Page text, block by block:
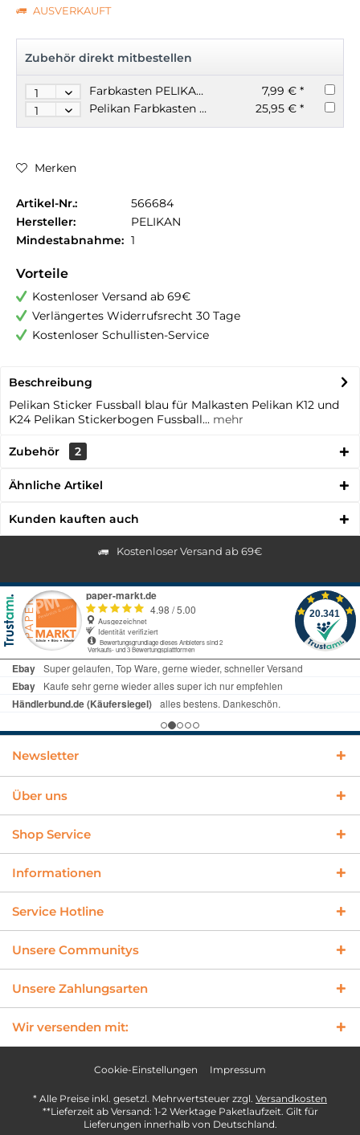
AUSVERKAUFT
Zubehör direkt mitbestellen
Farbkasten PELIKAN K12 Tuschkasten + Deckweiß
7,99 € *
Pelikan Farbkasten 24 Farben + 1 Deckweiß
25,95 € *
Merken
Artikel-Nr.:
566684
Hersteller:
PELIKAN
Mindestabnahme: 1
Vorteile
Kostenloser Versand ab 69€
Verlängertes Widerrufsrecht 30 Tage
Kostenloser Schullisten-Service
Beschreibung
Pelikan Sticker Fussball blau für Malkasten Pelikan K12 und
K24 Pelikan Stickerbogen Fussball... mehr
Zubehör 2
Ähnliche Artikel
Kunden kauften auch
Kostenloser Versand ab 69€
Newsletter
Über uns
Shop Service
Informationen
Service Hotline
Unsere Communitys
Unsere Zahlungsarten
Wir versenden mit:
Cookie-Einstellungen Impressum
* Alle Preise inkl. gesetzl. Mehrwertsteuer zzgl. Versandkosten
**Lieferzeit ab Versand: 1-2 Werktage Paketlaufzeit. Gilt für
Lieferungen innerhalb von Deutschland.